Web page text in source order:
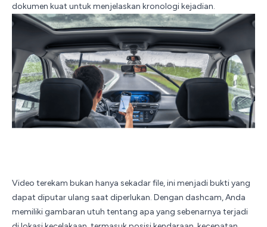
dokumen kuat untuk menjelaskan kronologi kejadian.
Video terekam bukan hanya sekadar file, ini menjadi bukti yang
dapat diputar ulang saat diperlukan. Dengan dashcam, Anda
memiliki gambaran utuh tentang apa yang sebenarnya terjadi